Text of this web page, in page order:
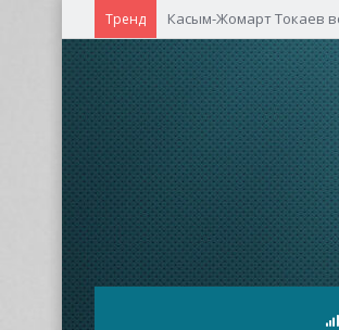
Тренд Касым-Жомарт Токаев